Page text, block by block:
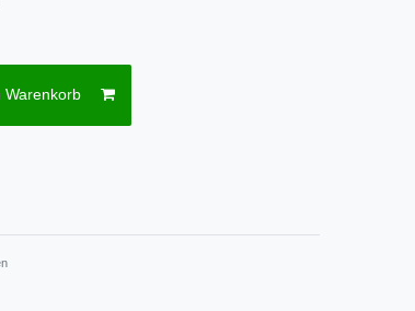
Warenkorb